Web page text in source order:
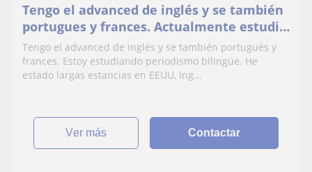
Tengo el advanced de inglés y se también
portugues y frances. Actualmente estudio
periodismo bilingüe. He estado largas
estancias en EEUU e Inglaterra
Tengo el advanced de inglés y se también portugués y
frances. Estoy estudiando periodismo bilingüe. He
estado largas estancias en EEUU, Ing...
ver más Contactar